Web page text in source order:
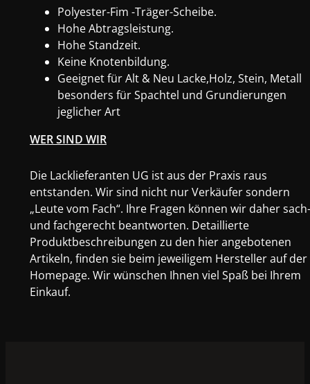
Polyester-Fim -Träger-Scheibe.
Hohe Abtragsleistung.
Hohe Standzeit.
Keine Knotenbildung.
Geeignet für Alt & Neu Lacke,Holz, Stein, Metall
besonders für Spachtel und Grundierungen
jeglicher Art
WER SIND WIR
Die Lacklieferanten UG ist aus der Praxis raus
entstanden. Wir sind nicht nur Verkäufer sondern
„Leute vom Fach“. Ihre Fragen können wir daher sach-
und fachgerecht beantworten. Detaillierte
Produktbeschreibungen zu den hier angebotenen
Artikeln, finden sie beim jeweiligem Hersteller auf der
Homepage. Wir wünschen Ihnen viel Spaß bei Ihrem
Einkauf.